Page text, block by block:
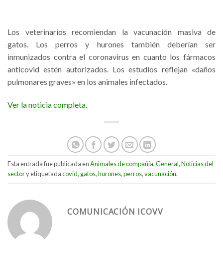
Los veterinarios recomiendan la vacunación masiva de
gatos. Los perros y hurones también deberían ser
inmunizados contra el coronavirus en cuanto los fármacos
anticovid estén autorizados. Los estudios reflejan «daños
pulmonares graves» en los animales infectados.
Ver la noticia completa.
Esta entrada fue publicada enAnimales de compañía,General,Noticias del
sectory etiquetadacovid, gatos,hurones,perros,vacunación.
COMUNICACIÓN ICOVV